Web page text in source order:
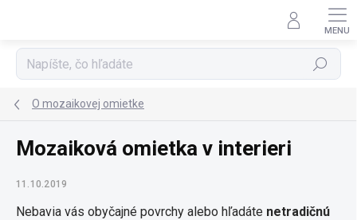
Hľadať
O mozaikovej omietke
Mozaiková omietka v interieri
11.10.2019
Nebavia vás obyčajné povrchy alebo hľadáte netradičnú